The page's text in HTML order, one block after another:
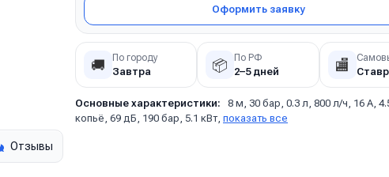
Оформить заявку
🚚 По городу
Завтра 📦 По РФ
2–5 дней 🏬
Основные характеристики:
8 м, 30 бар, 0.3 л, 800 л/ч, 16 А,
копьё, 69 дБ, 190 бар, 5.1 кВт, показать все
Отзывы